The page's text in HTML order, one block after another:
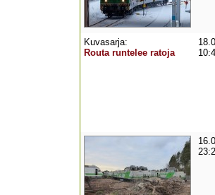
Kuvasarja:
Routa runtelee ratoja